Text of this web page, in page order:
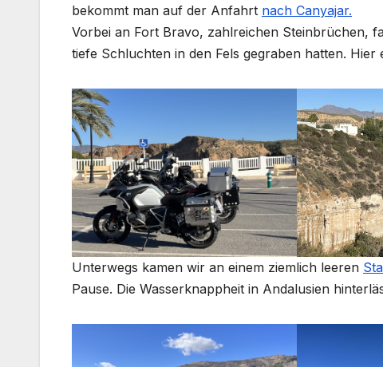
bekommt man auf der Anfahrt nach Canyajar.
Vorbei an Fort Bravo, zahlreichen Steinbrüchen,
tiefe Schluchten in den Fels gegraben hatten. Hier
Unterwegs kamen wir an einem ziemlich leeren
Pause. Die Wasserknappheit in Andalusien